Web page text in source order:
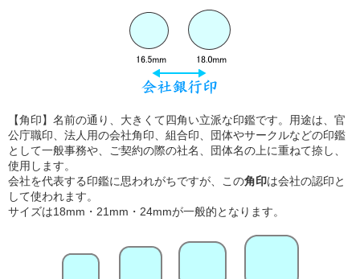
【角印】名前の通り、大きくて四角い立派な印鑑です。用途は、官
公庁職印、法人用の会社角印、組合印、団体やサークルなどの印鑑
として一般事務や、ご契約の際の社名、団体名の上に重ねて捺し、
使用します。
会社を代表する印鑑に思われがちですが、この角印は会社の認印と
して使われます。
サイズは18mm・21mm・24mmが一般的となります。